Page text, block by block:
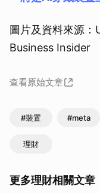
圖片及資料來源：
Business Insider
查看原始文章
#裝置 #meta
理財
更多理財相關文章